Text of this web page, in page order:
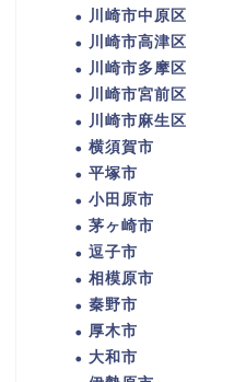
川崎市中原区
川崎市高津区
川崎市多摩区
川崎市宮前区
川崎市麻生区
横須賀市
平塚市
小田原市
茅ヶ崎市
逗子市
相模原市
秦野市
厚木市
大和市